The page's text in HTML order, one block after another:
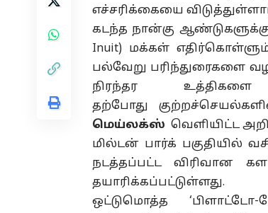
எச்சரிக்கையை
கடந்த நான்கு ஆண்டுகளுக்கு
Inuit) மக்கள்
பல்வேறு பரிந்துரைகளை
நிரந்தர
தற்போது
மெய்லக்ஸ் வெளியிட்ட
மில்டன் பார்க் பகுதியில்
நடத்தப்பட்ட விரிவான
தயாரிக்கப்பட்டுள்ளது.
ஒட்டுமொத்த ‘பிளாட்டோ-